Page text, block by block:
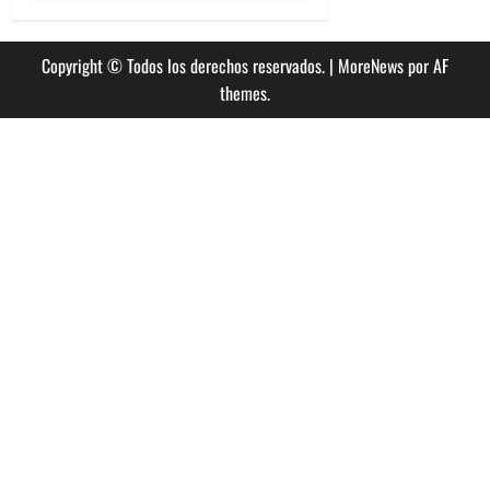
Copyright © Todos los derechos reservados. | MoreNewspor AF
themes.